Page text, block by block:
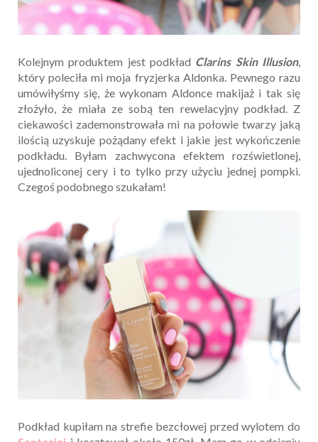
Kolejnym produktem jest podkład Clarins Skin Illusion,
który poleciła mi moja fryzjerka Aldonka. Pewnego razu
umówiłyśmy się, że wykonam Aldonce makijaż i tak się
złożyło, że miała ze sobą ten rewelacyjny podkład. Z
ciekawości zademonstrowała mi na połowie twarzy jaką
ilością uzyskuje pożądany efekt i jakie jest wykończenie
podkładu. Byłam zachwycona efektem rozświetlonej,
ujednoliconej cery i to tylko przy użyciu jednej pompki.
Czegoś podobnego szukałam!
Podkład kupiłam na strefie bezcłowej przed wylotem do